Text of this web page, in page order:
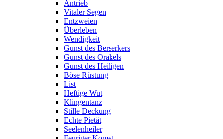
Antrieb
Vitaler Segen
Entzweien
Überleben
Wendigkeit
Gunst des Berserkers
Gunst des Orakels
Gunst des Heiligen
Böse Rüstung
List
Heftige Wut
Klingentanz
Stille Deckung
Echte Pietät
Seelenheiler